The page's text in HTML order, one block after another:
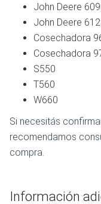
John Deere
John Deere
Cosechadora
Cosechadora
S550
T560
W660
Si necesitás
recomendamos
compra.
Información